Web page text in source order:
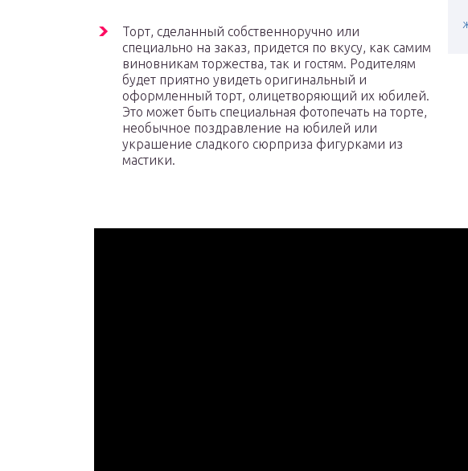
Торт, сделанный собственноручно или
специально на заказ, придется по вкусу, как самим
виновникам торжества, так и гостям. Родителям
будет приятно увидеть оригинальный и
оформленный торт, олицетворяющий их юбилей.
Это может быть специальная фотопечать на торте,
необычное поздравление на юбилей или
украшение сладкого сюрприза фигурками из
мастики.